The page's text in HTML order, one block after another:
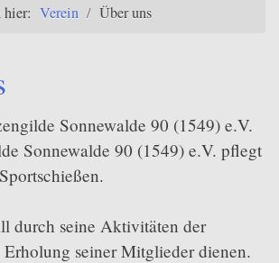
hier: Verein / Über uns
Sonnewalde 90 (1549) e.V.
Sonnewalde 90 (1549) e.V. pflegt
durch seine Aktivitäten der
seiner Mitglieder dienen.